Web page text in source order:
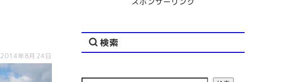
2014年8月24日
検索